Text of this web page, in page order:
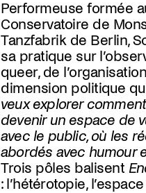
Performeuse formée
Conservatoire de
Tanzfabrik de Berlin,
sa pratique sur
queer, de
dimension politique
veux explorer
devenir un espace de
avec le public, où les
abordés avec humour
Trois pôles balisent
: l’hétérotopie,